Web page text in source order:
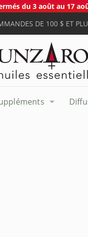
du 3 août au 17
DE 100 $ ET